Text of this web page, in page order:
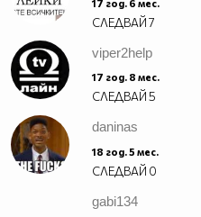
17 год. 6 мес.
СЛЕДВАЙ7
viper2help
17 год. 8 мес.
СЛЕДВАЙ5
daninas
18 год. 5 мес.
СЛЕДВАЙ 0
gabi134